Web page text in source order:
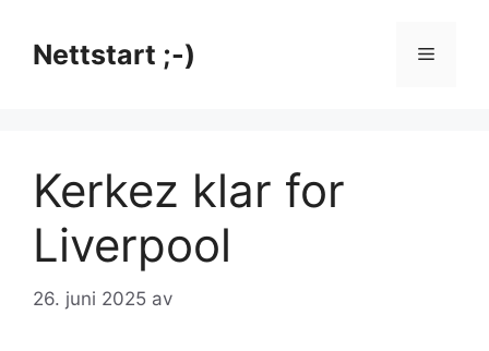
innholdNettstart ;-) Meny
Kerkez klar for
Liverpool
26. juni 2025 av